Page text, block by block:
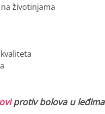
životinjama
protiv bolova u leđima